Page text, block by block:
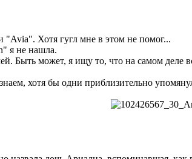
Хотя гугл мне в этом не помог...
я не нашла.
Быть может, я ищу то, что на самом деле
хотя бы одни приблизительно